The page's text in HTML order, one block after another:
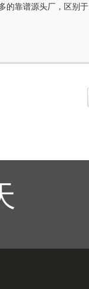
的靠谱源头厂，区别于